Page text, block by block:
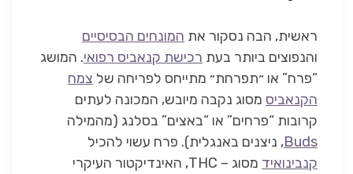
ראשית, הבה נסקור את המונחים הבסיסיים
והנפוצים ביותר בעת רכישת קנאביס רפואי. המושג
“פרח” או ״תפרחת״ מתייחס לפריחה של צמח
הקנאביס מסוג נקבה מיובש, המכונה לעתים
קרובות “פרחים” או “באצים” בסלנג (מהמילה
Buds, ניצנים באנגלית). פרח עשוי להכיל
קנבינואיד
מסוג – THC, האינדיקטור העיקרי